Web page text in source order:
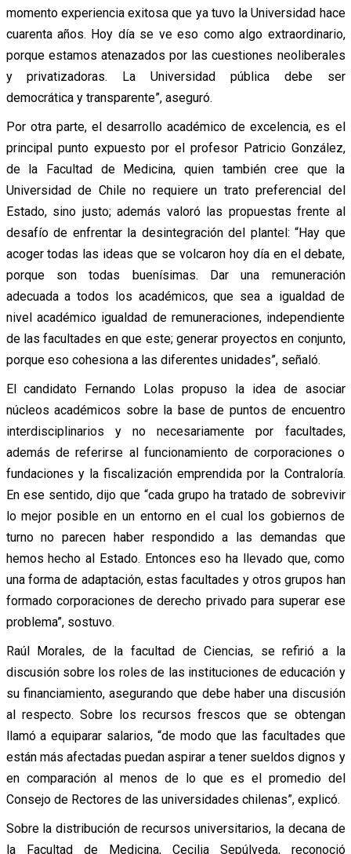
momento experiencia exitosa que ya tuvo la Universidad hace
cuarenta años. Hoy día se ve eso como algo extraordinario,
porque estamos atenazados por las cuestiones neoliberales
y privatizadoras. La Universidad pública debe ser
democrática y transparente”, aseguró.
Por otra parte, el desarrollo académico de excelencia, es el
principal punto expuesto por el profesor Patricio González,
de la Facultad de Medicina, quien también cree que la
Universidad de Chile no requiere un trato preferencial del
Estado, sino justo; además valoró las propuestas frente al
desafío de enfrentar la desintegración del plantel: “Hay que
acoger todas las ideas que se volcaron hoy día en el debate,
porque son todas buenísimas. Dar una remuneración
adecuada a todos los académicos, que sea a igualdad de
nivel académico igualdad de remuneraciones, independiente
de las facultades en que este; generar proyectos en conjunto,
porque eso cohesiona a las diferentes unidades”, señaló.
El candidato Fernando Lolas propuso la idea de asociar
núcleos académicos sobre la base de puntos de encuentro
interdisciplinarios y no necesariamente por facultades,
además de referirse al funcionamiento de corporaciones o
fundaciones y la fiscalización emprendida por la Contraloría.
En ese sentido, dijo que “cada grupo ha tratado de sobrevivir
lo mejor posible en un entorno en el cual los gobiernos de
turno no parecen haber respondido a las demandas que
hemos hecho al Estado. Entonces eso ha llevado que, como
una forma de adaptación, estas facultades y otros grupos han
formado corporaciones de derecho privado para superar ese
problema”, sostuvo.
Raúl Morales, de la facultad de Ciencias, se refirió a la
discusión sobre los roles de las instituciones de educación y
su financiamiento, asegurando que debe haber una discusión
al respecto. Sobre los recursos frescos que se obtengan
llamó a equiparar salarios, “de modo que las facultades que
están más afectadas puedan aspirar a tener sueldos dignos y
en comparación al menos de lo que es el promedio del
Consejo de Rectores de las universidades chilenas”, explicó.
Sobre la distribución de recursos universitarios, la decana de
la Facultad de Medicina, Cecilia Sepúlveda, reconoció